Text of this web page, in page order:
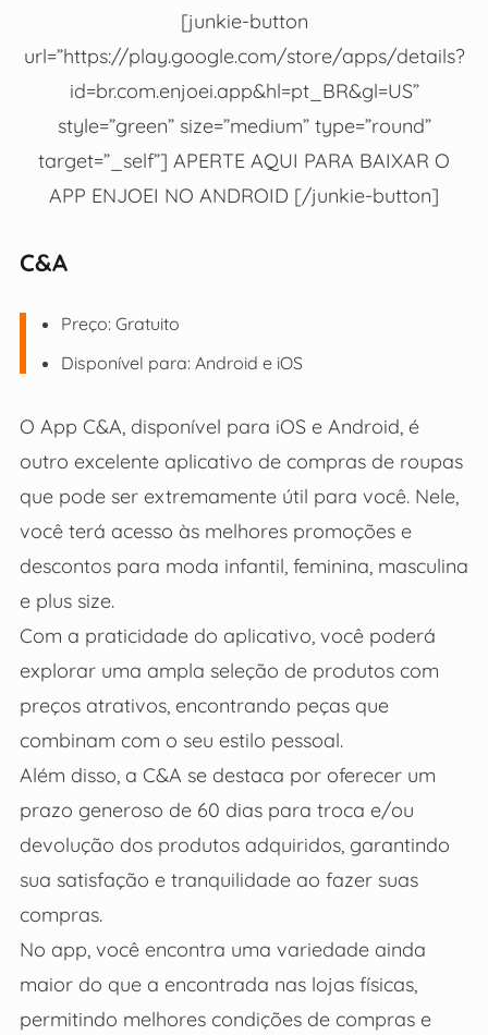
[junkie-button
url=”https://play.google.com/store/apps/details?
id=br.com.enjoei.app&hl=pt_BR&gl=US”
style=”green” size=”medium” type=”round”
target=”_self”] APERTE AQUI PARA BAIXAR O
APP ENJOEI NO ANDROID [/junkie-button]
C&A
Preço: Gratuito
Disponível para: Android e iOS
O App C&A, disponível para iOS e Android, é
outro excelente aplicativo de compras de roupas
que pode ser extremamente útil para você. Nele,
você terá acesso às melhores promoções e
descontos para moda infantil, feminina, masculina
e plus size.
Com a praticidade do aplicativo, você poderá
explorar uma ampla seleção de produtos com
preços atrativos, encontrando peças que
combinam com o seu estilo pessoal.
Além disso, a C&A se destaca por oferecer um
prazo generoso de 60 dias para troca e/ou
devolução dos produtos adquiridos, garantindo
sua satisfação e tranquilidade ao fazer suas
compras.
No app, você encontra uma variedade ainda
maior do que a encontrada nas lojas físicas,
permitindo melhores condições de compras e